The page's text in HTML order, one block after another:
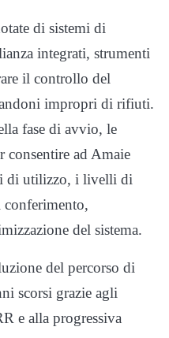
di sistemi di
integrati, strumenti
il controllo del
impropri di rifiuti.
fase di avvio, le
consentire ad Amaie
di utilizzo, i livelli di
del sistema.
del percorso di
scorsi grazie agli
e alla progressiva